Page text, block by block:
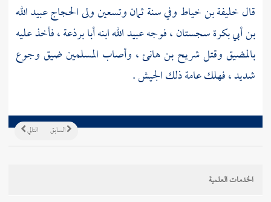
قالخليفة بن خياطوفي سنة ثمان وتسعين ولىالحجاجعبيد الله
بن أبي بكرةسجستان، فوجهعبيد اللهابنهأبا برذعة، فأخذ عليه
بالمضيق وقتلشريح بن هانئ ، وأصاب المسلمين ضيق وجوع
شديد ، فهلك عامة ذلك الجيش .
التالي السابق
الخدمات العلمية